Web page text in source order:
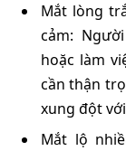
Mắt lòng
cảm:
hoặc làm
cần thận
xung đột
Mắt lộ